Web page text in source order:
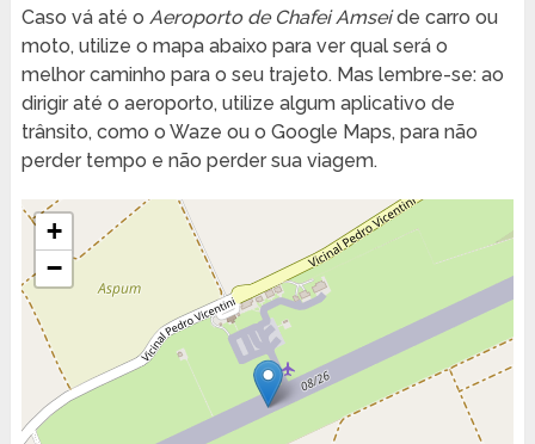
Caso vá até o Aeroporto de Chafei Amseide carro ou
moto, utilize o mapa abaixo para ver qual será o
melhor caminho para o seu trajeto. Mas lembre-se: ao
dirigir até o aeroporto, utilize algum aplicativo de
trânsito, como o Waze ou o Google Maps, para não
perder tempo e não perder sua viagem.
+
−